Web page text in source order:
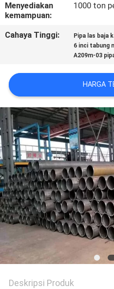
MINTA
SITEMAP
KEBIJAKAN
PRIVASI
Menyediakan
kemampuan:
1000 ton
Cahaya Tinggi: Pipa las baja
6 inci tabung
A209m-03
HARGA
Deskripsi Produk